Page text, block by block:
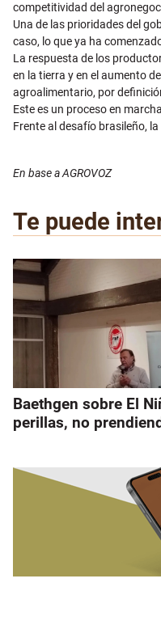
competitividad del
Una de las prioridades del
caso, lo que ya ha
La respuesta de los
en la tierra y en el aumento
agroalimentario, por
Este es un proceso en
Frente al desafío brasileño,
En base a AGROVOZ
Te puede
Baethgen sobre El
perillas, no